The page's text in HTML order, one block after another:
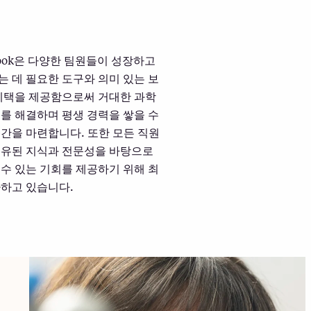
은 다양한 팀원들이 성장하고
데 필요한 도구와 의미 있는 보
택을 제공함으로써 거대한 과학
해결하며 평생 경력을 쌓을 수
을 마련합니다. 또한 모든 직원
된 지식과 전문성을 바탕으로
있는 기회를 제공하기 위해 최
고 있습니다.